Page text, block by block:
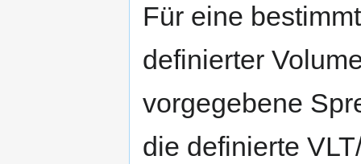
Für eine
definierter
vorgegebene
die definierte